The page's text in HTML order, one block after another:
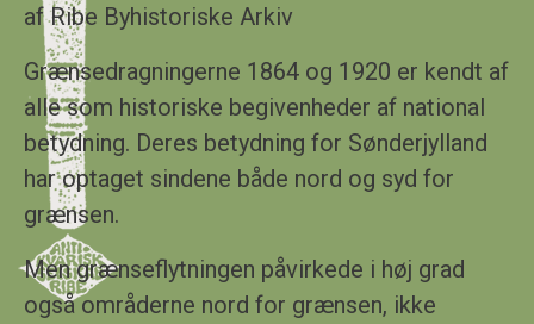
af Ribe Byhistoriske Arkiv
Grænsedragningerne 1864 og 1920 er kendt af
alle som historiske begivenheder af national
betydning. Deres betydning for Sønderjylland
har optaget sindene både nord og syd for
grænsen.
Men grænseflytningen påvirkede i høj grad
også områderne nord for grænsen, ikke